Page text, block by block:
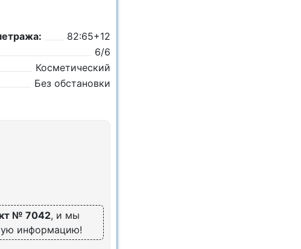
82:65+12
6/6
Косметический
Без обстановки
№ 7042, и мы
информацию!